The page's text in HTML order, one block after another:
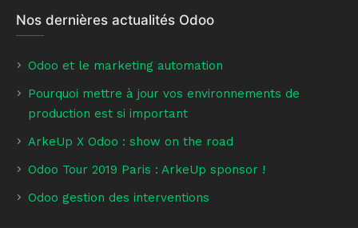
Nos dernières actualités Odoo
Odoo et le marketing automation
Pourquoi mettre à jour vos environnements de
production est si important
ArkeUp X Odoo : show on the road
Odoo Tour 2019 Paris : ArkeUp sponsor !
Odoo gestion des interventions